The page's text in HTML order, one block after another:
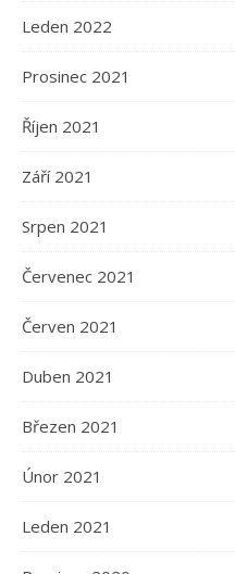
Leden 2022
Prosinec 2021
Říjen 2021
Září 2021
Srpen 2021
Červenec 2021
Červen 2021
Duben 2021
Březen 2021
Únor 2021
Leden 2021